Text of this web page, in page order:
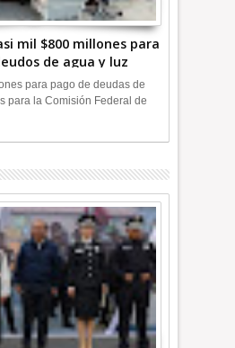
mil $800 millones para
de agua y luz
para pago de deudas de
para la Comisión Federal de